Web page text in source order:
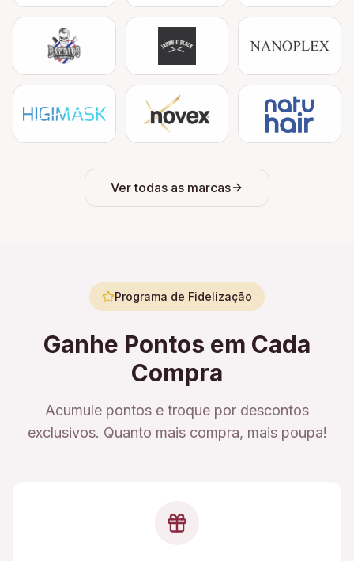
Ver todas as marcas
Programa de Fidelização
Ganhe Pontos em Cada
Compra
Acumule pontos e troque por descontos
exclusivos. Quanto mais compra, mais poupa!